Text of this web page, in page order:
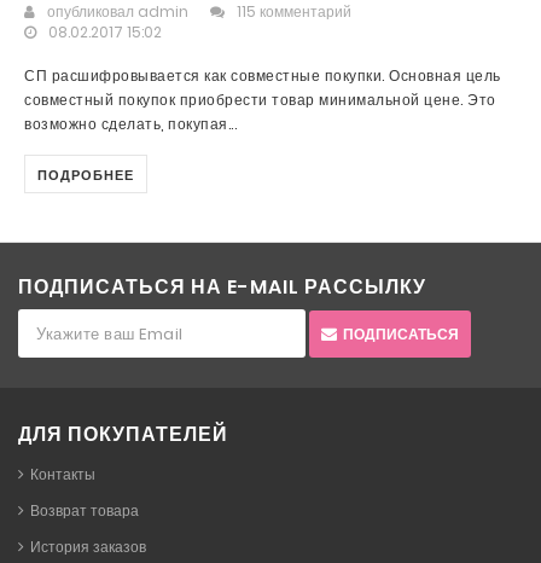
опубликовал admin
115 комментарий
08.02.2017 15:02
СП расшифровывается как совместные покупки. Основная цель
совместный покупок приобрести товар минимальной цене. Это
возможно сделать, покупая...
ПОДРОБНЕЕ
ПОДПИСАТЬСЯ НА E-MAIL РАССЫЛКУ
ПОДПИСАТЬСЯ
ДЛЯ ПОКУПАТЕЛЕЙ
Контакты
Возврат товара
История заказов